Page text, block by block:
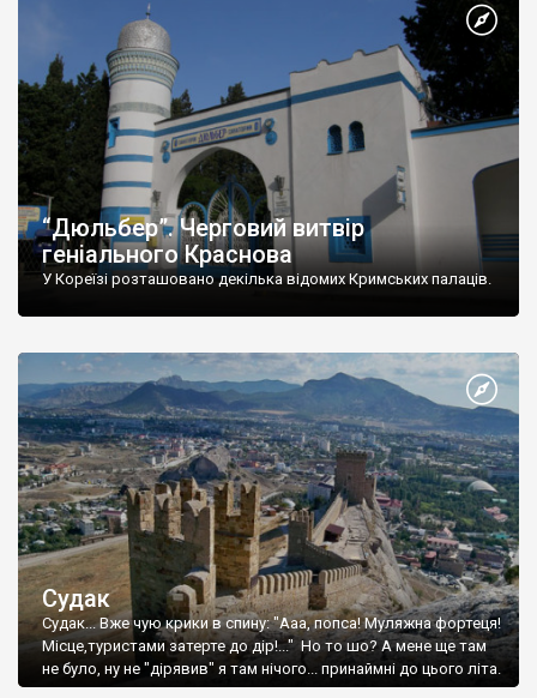
“Дюльбер”. Черговий витвір
геніального Краснова
У Кореїзі розташовано декілька відомих Кримських палаців.
Судак
Судак... Вже чую крики в спину: "Ааа, попса! Муляжна фортеця!
Місце,туристами затерте до дір!..." Но то шо? А мене ще там
не було, ну не "дірявив" я там нічого... принаймні до цього літа.